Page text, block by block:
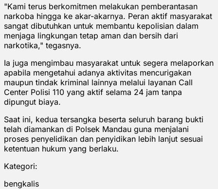
"Kami terus berkomitmen melakukan pemberantasan
narkoba hingga ke akar-akarnya. Peran aktif masyarakat
sangat dibutuhkan untuk membantu kepolisian dalam
menjaga lingkungan tetap aman dan bersih dari
narkotika," tegasnya.
Ia juga mengimbau masyarakat untuk segera melaporkan
apabila mengetahui adanya aktivitas mencurigakan
maupun tindak kriminal lainnya melalui layanan Call
Center Polisi 110 yang aktif selama 24 jam tanpa
dipungut biaya.
Saat ini, kedua tersangka beserta seluruh barang bukti
telah diamankan di Polsek Mandau guna menjalani
proses penyelidikan dan penyidikan lebih lanjut sesuai
ketentuan hukum yang berlaku.
Kategori:
bengkalis